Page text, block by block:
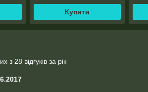
Купити
з 28 відгуків за рік